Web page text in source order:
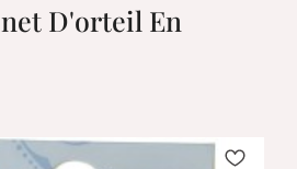
D'orteil En